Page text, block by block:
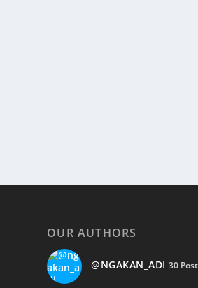
OUR AUTHORS
@NGAKAN_ADI 30